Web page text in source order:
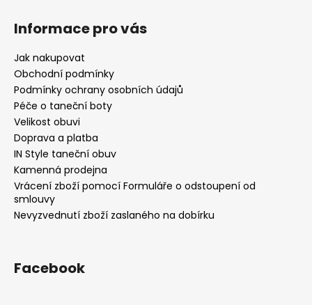
Informace pro vás
Jak nakupovat
Obchodní podmínky
Podmínky ochrany osobních údajů
Péče o taneční boty
Velikost obuvi
Doprava a platba
IN Style taneční obuv
Kamenná prodejna
Vrácení zboží pomocí Formuláře o odstoupení od
smlouvy
Nevyzvednutí zboží zaslaného na dobírku
Facebook